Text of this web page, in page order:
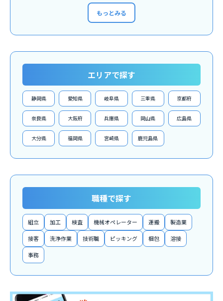
もっとみる
エリアで探す
静岡県 愛知県 岐阜県 三重県 京都府
奈良県 大阪府 兵庫県 岡山県 広島県
大分県 福岡県 宮崎県 鹿児島県
職種で探す
組立 加工 検査 機械オペレーター 運搬 製造業
接客 洗浄作業 技術職 ピッキング 梱包 溶接
事務